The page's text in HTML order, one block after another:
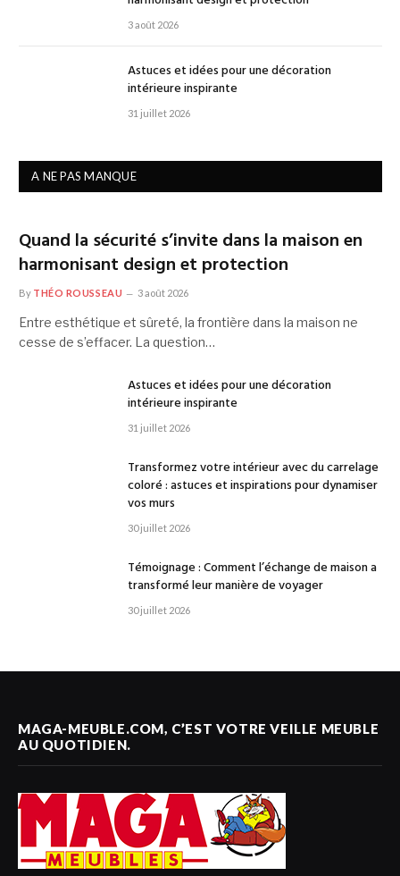
3 août 2026
Astuces et idées pour une décoration
intérieure inspirante
31 juillet 2026
A NE PAS MANQUE
Quand la sécurité s’invite dans la maison en
harmonisant design et protection
By THÉO ROUSSEAU 3 août 2026
Entre esthétique et sûreté, la frontière dans la maison ne
cesse de s’effacer. La question…
Astuces et idées pour une décoration
intérieure inspirante
31 juillet 2026
Transformez votre intérieur avec du carrelage
coloré : astuces et inspirations pour dynamiser
vos murs
30 juillet 2026
Témoignage : Comment l’échange de maison a
transformé leur manière de voyager
30 juillet 2026
MAGA-MEUBLE.COM, C’EST VOTRE VEILLE MEUBLE
AU QUOTIDIEN.